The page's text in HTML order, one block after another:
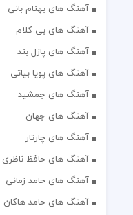
آهنگ های بهنام بانی
آهنگ های بی کلام
آهنگ های پازل بند
آهنگ های پویا بیاتی
آهنگ های جمشید
آهنگ های جهان
آهنگ های چارتار
آهنگ های حافظ ناظری
آهنگ های حامد زمانی
آهنگ های حامد هاکان